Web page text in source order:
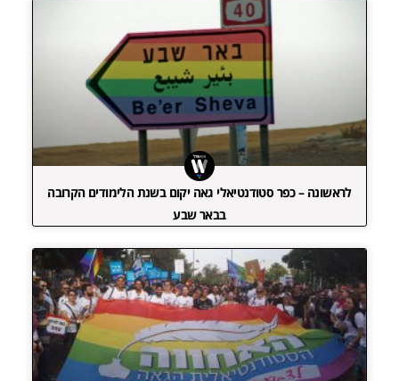
לראשונה – כפר סטודנטיאלי גאה יקום בשנת הלימודים הקרובה
בבאר שבע